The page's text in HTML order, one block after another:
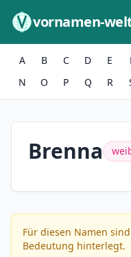
vornamen-
A B C D E
N
O P Q R
Brenna
Für diesen Namen
Bedeutung hinterlegt.